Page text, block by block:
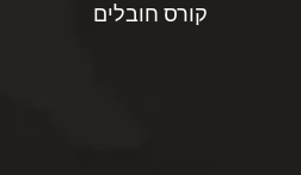
קורס חובלים